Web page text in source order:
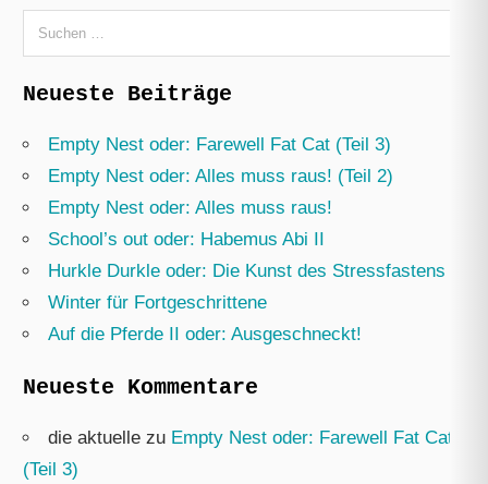
Suchen
nach:
Neueste Beiträge
Empty Nest oder: Farewell Fat Cat (Teil 3)
Empty Nest oder: Alles muss raus! (Teil 2)
Empty Nest oder: Alles muss raus!
School’s out oder: Habemus Abi II
Hurkle Durkle oder: Die Kunst des Stressfastens
Winter für Fortgeschrittene
Auf die Pferde II oder: Ausgeschneckt!
Neueste Kommentare
die aktuelle zu Empty Nest oder: Farewell Fat Cat
(Teil 3)